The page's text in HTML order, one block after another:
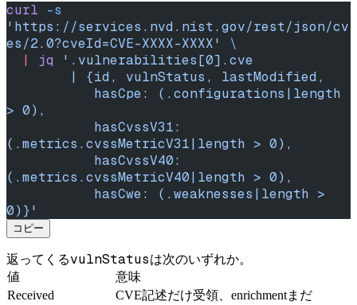
curl -s
'https://services.nvd.nist.gov/rest/json/cv
es/2.0?cveId=CVE-XXXX-XXXX'
\
  |
jq '.vulnerabilities[0].cve
        | {id, vulnStatus, lastModified,
> 0),
(.metrics.cvssMetricV31|length > 0),
(.metrics.cvssMetricV40|length > 0),
0)}'
コピー
返ってくるvulnStatusは次のいずれか。
値
意味
Received
CVE記述だけ受領、enrichmentまだ